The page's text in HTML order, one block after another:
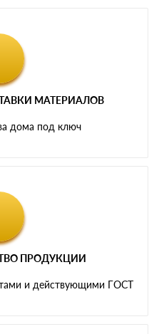
МАТЕРИАЛОВ
дома под ключ
ПРОДУКЦИИ
и действующими ГОСТ